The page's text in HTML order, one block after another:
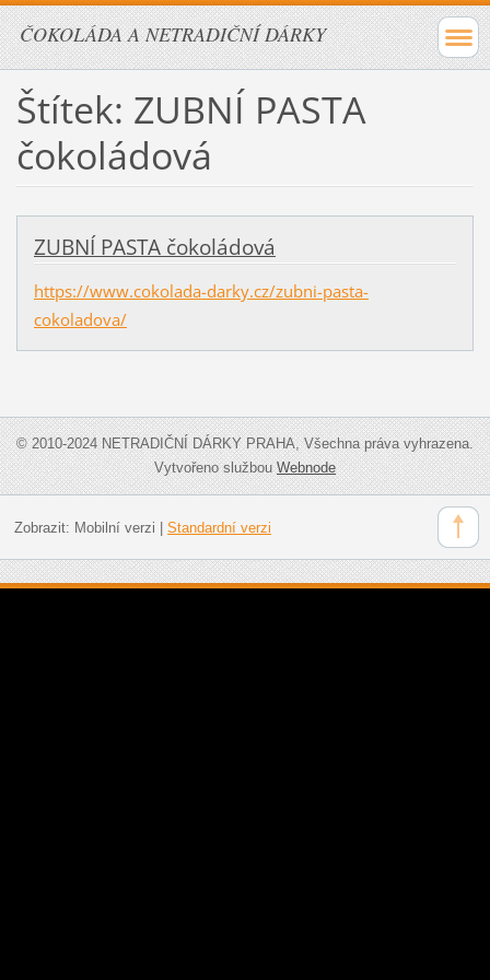
ČOKOLÁDA A NETRADIČNÍ DÁRKY
Štítek: ZUBNÍ PASTA
čokoládová
ZUBNÍ PASTA čokoládová
https://www.cokolada-darky.cz/zubni-pasta-
cokoladova/
© 2010-2024 NETRADIČNÍ DÁRKY PRAHA, Všechna práva vyhrazena.
Vytvořeno službouWebnode
Zobrazit: Mobilní verzi Standardní verzi